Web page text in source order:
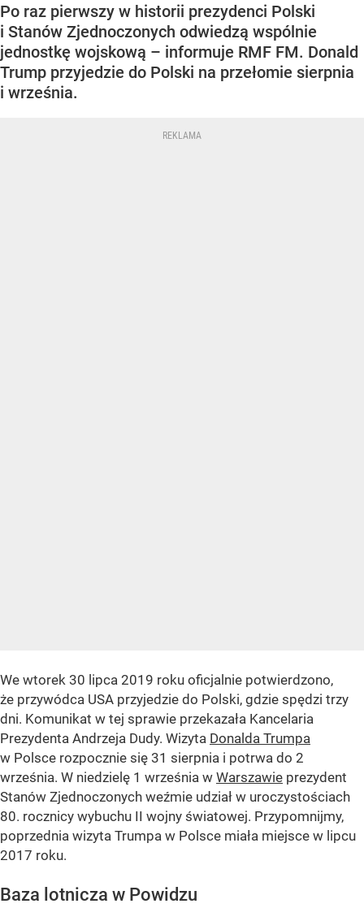
Po raz pierwszy w historii prezydenci Polski
i Stanów Zjednoczonych odwiedzą wspólnie
jednostkę wojskową – informuje RMF FM. Donald
Trump przyjedzie do Polski na przełomie sierpnia
i września.
We wtorek 30 lipca 2019 roku oficjalnie potwierdzono,
że przywódca USA przyjedzie do Polski, gdzie spędzi trzy
dni. Komunikat w tej sprawie przekazała Kancelaria
Prezydenta Andrzeja Dudy. Wizyta Donalda Trumpa
w Polsce rozpocznie się 31 sierpnia i potrwa do 2
września. W niedzielę 1 września w Warszawie prezydent
Stanów Zjednoczonych weźmie udział w uroczystościach
80. rocznicy wybuchu II wojny światowej. Przypomnijmy,
poprzednia wizyta Trumpa w Polsce miała miejsce w lipcu
2017 roku.
Baza lotnicza w Powidzu